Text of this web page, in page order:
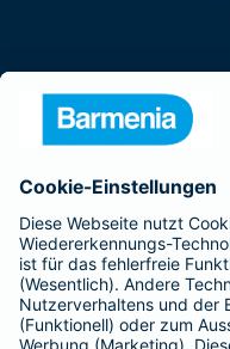
Barmenia ist